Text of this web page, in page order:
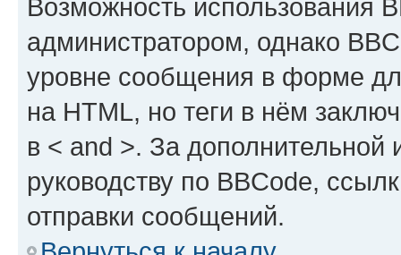
Возможность использования
администратором, однако
уровне сообщения в форме
на HTML, но теги в нём
в < and >. За
руководству по BBCode,
отправки сообщений.